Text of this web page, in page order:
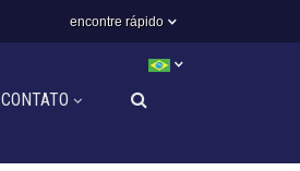
encontre rápido
CONTATO